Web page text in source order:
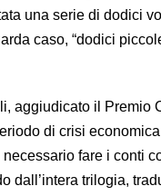
una serie di dodici
caso, “dodici
aggiudicato il Premio
di crisi
fare i conti
dall’intera trilogia,